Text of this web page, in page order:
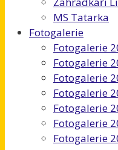
MS Tatarka
Fotogalerie
Fotogalerie
Fotogalerie
Fotogalerie
Fotogalerie
Fotogalerie
Fotogalerie
Fotogalerie